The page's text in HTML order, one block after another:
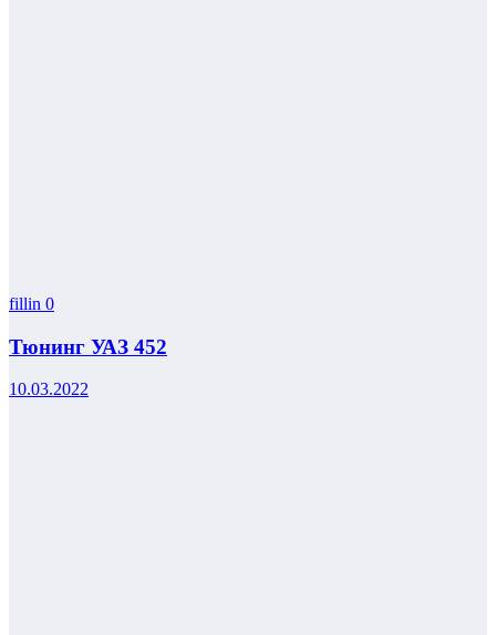
fillin 0
Тюнинг УАЗ 452
10.03.2022